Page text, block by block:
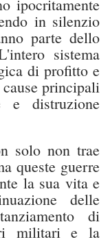
ipocritamente
in silenzio
parte dello
sistema
di profitto e
principali
e distruzione
solo non trae
queste guerre
la sua vita e
delle
di
militari e la